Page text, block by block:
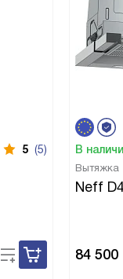
5 (5) В
Вытяжка
Neff
84 500